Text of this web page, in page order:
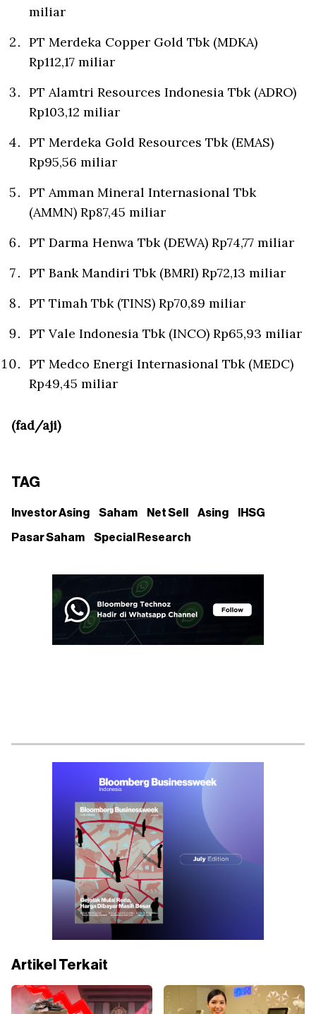
miliar
PT Merdeka Copper Gold Tbk (MDKA)
Rp112,17 miliar
PT Alamtri Resources Indonesia Tbk (ADRO)
Rp103,12 miliar
PT Merdeka Gold Resources Tbk (EMAS)
Rp95,56 miliar
PT Amman Mineral Internasional Tbk
(AMMN) Rp87,45 miliar
PT Darma Henwa Tbk (DEWA) Rp74,77 miliar
PT Bank Mandiri Tbk (BMRI) Rp72,13 miliar
PT Timah Tbk (TINS) Rp70,89 miliar
PT Vale Indonesia Tbk (INCO) Rp65,93 miliar
PT Medco Energi Internasional Tbk (MEDC)
Rp49,45 miliar
(fad/aji)
TAG
Investor Asing Saham Net Sell Asing IHSG
Pasar Saham Special Research
Artikel Terkait